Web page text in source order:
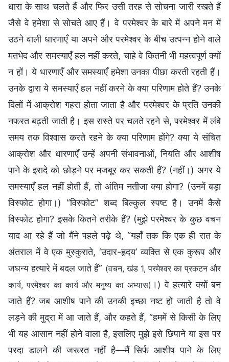
धारा के साथ चलते हैं और फिर उसी तरह से सोचना जारी रखते हैं
जैसे वे हमेशा से सोचते आए हैं। वे परमेश्वर के बारे में अपने मन में
उठने वाली धारणाएँ या अपने और परमेश्वर के बीच उत्पन्न होने वाले
मतभेद और समस्याएँ हल नहीं करते, चाहे वे कितनी भी महत्वपूर्ण क्यों
न हों। ये धारणाएँ और समस्याएँ हमेशा उनका पीछा करती रहती हैं।
उनके द्वारा ये समस्याएँ हल नहीं करने के क्या परिणाम होते हैं? उनके
दिलों में आक्रोश गहरा होता जाता है और परमेश्वर के प्रति उनकी
नफरत बढ़ती जाती है। इस रास्ते पर चलते रहने से, परमेश्वर में लंबे
समय तक विश्वास करते रहने के क्या परिणाम होंगे? क्या ये संचित
आक्रोश और धारणाएँ उन्हें अपनी संभावनाओं, नियति और आशीष
पाने के इरादे को छोड़ने पर मजबूर कर सकती हैं? (नहीं।) अगर ये
समस्याएँ हल नहीं होती हैं, तो अंतिम नतीजा क्या होगा? (उनमें बड़ा
विस्फोट होगा।) “विस्फोट” शब्द बिल्कुल स्पष्ट है। उनमें कैसे
विस्फोट होगा? इसके कितने तरीके हैं? (मुझे परमेश्वर के कुछ वचन
याद आ रहे हैं जो मैंने पहले पढ़े थे, “यहाँ तक कि एक ही रात के
अंतराल में वे एक मुस्कुराते, ‘उदार-हृदय’ व्यक्ति से एक कुरूप और
जघन्य हत्यारे में बदल जाते हैं” (वचन, खंड 1, परमेश्वर का प्रकटन और
कार्य, परमेश्वर का कार्य और मनुष्य का अभ्यास) ।) वे हत्यारे क्यों बन
जाते हैं? जब आशीष पाने की उनकी इच्छा नष्ट हो जाती है तो वे
लड़ने की मुद्रा में आ जाते हैं, और कहते हैं, “हममें से किसी के लिए
भी यह आसान नहीं होने वाला है, इसलिए मुझे इसे छिपाने या इस पर
परदा डालने की जरूरत नहीं है—मैं सिर्फ आशीष पाने के लिए